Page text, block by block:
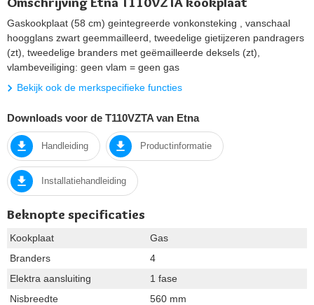
Gaskookplaat (58 cm) geintegreerde vonkonsteking , vanschaal
hoogglans zwart geemmailleerd, tweedelige gietijzeren pandragers
(zt), tweedelige branders met geëmailleerde deksels (zt),
vlambeveiliging: geen vlam = geen gas
Bekijk ook de merkspecifieke functies
Downloads voor de T110VZTA van Etna
Handleiding Productinformatie
Installatiehandleiding
Beknopte specificaties
Kookplaat
Gas
Branders
4
Elektra aansluiting
1 fase
Nisbreedte
560 mm